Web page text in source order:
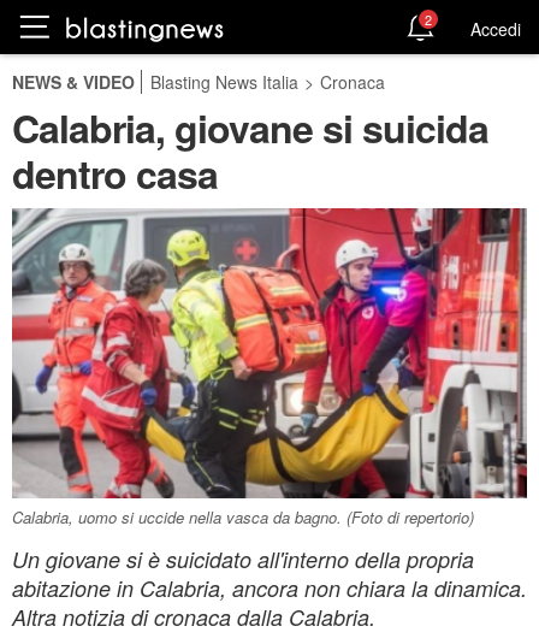
2 Accedi
NEWS & VIDEO Blasting News Italia > Cronaca
Calabria, giovane si suicida
dentro casa
Calabria, uomo si uccide nella vasca da bagno. (Foto di repertorio)
Un giovane si è suicidato all'interno della propria
abitazione in Calabria, ancora non chiara la dinamica.
Altra notizia di cronaca dalla Calabria.